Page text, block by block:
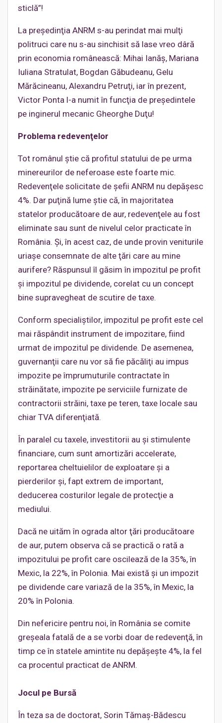
sticlă”!
La preşedinţia ANRM s-au perindat mai mulţi
politruci care nu s-au sinchisit să lase vreo dâră
prin economia românească: Mihai Ianăş, Mariana
Iuliana Stratulat, Bogdan Găbudeanu, Gelu
Mărăcineanu, Alexandru Petruţi, iar în prezent,
Victor Ponta l-a numit în funcţia de preşedintele
pe inginerul mecanic Gheorghe Duţu!
Problema redevenţelor
Tot românul ştie că profitul statului de pe urma
minereurilor de neferoase este foarte mic.
Redevenţele solicitate de şefii ANRM nu depăşesc
4%. Dar puţină lume ştie că, în majoritatea
statelor producătoare de aur, redevenţele au fost
eliminate sau sunt de nivelul celor practicate în
România. Şi, în acest caz, de unde provin veniturile
uriaşe consemnate de alte ţări care au mine
aurifere? Răspunsul îl găsim în impozitul pe profit
şi impozitul pe dividende, corelat cu un concept
bine supravegheat de scutire de taxe.
Conform specialiştilor, impozitul pe profit este cel
mai răspândit instrument de impozitare, fiind
urmat de impozitul pe dividende. De asemenea,
guvernanţii care nu vor să fie păcăliţi au impus
impozite pe împrumuturile contractate în
străinătate, impozite pe serviciile furnizate de
contractorii străini, taxe pe teren, taxe locale sau
chiar TVA diferenţiată.
În paralel cu taxele, investitorii au şi stimulente
financiare, cum sunt amortizări accelerate,
reportarea cheltuielilor de exploatare şi a
pierderilor şi, fapt extrem de important,
deducerea costurilor legale de protecţie a
mediului.
Dacă ne uităm în ograda altor ţări producătoare
de aur, putem observa că se practică o rată a
impozitului pe profit care oscilează de la 35%, în
Mexic, la 22%, în Polonia. Mai există şi un impozit
pe dividende care variază de la 35%, în Mexic, la
20% în Polonia.
Din nefericire pentru noi, în România se comite
greşeala fatală de a se vorbi doar de redevenţă, în
timp ce în statele amintite nu depăşeşte 4%, la fel
ca procentul practicat de ANRM.
Jocul pe Bursă
În teza sa de doctorat, Sorin Tămaş-Bădescu